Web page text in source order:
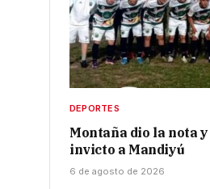
DEPORTES
Montaña dio la nota
invicto a Mandiyú
6 de agosto de 2026